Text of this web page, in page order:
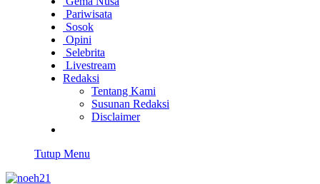
Pariwisata
Sosok
Opini
Selebrita
Livestream
Redaksi
Tentang Kami
Susunan Redaksi
Disclaimer
Tutup Menu